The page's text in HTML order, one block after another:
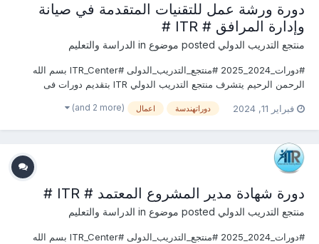
دورة ورشة عمل للتقنيات المتقدمة في صيانة
وإدارة المرافق # ITR #
منتجع التدريب الدولي الدراسة والتعليم
#دورات_2024_2025 #منتجع_التدريب_الدولى #ITR_Center بسم الله
الرحمن الرحيم يتشرف منتجع التدريب الدولي ITR بتقديم دورات فى
2025 يمكنكم التسجيل او الاستفسارعلى الدورة الان ............................
فبراير 11, 2024 دوراتهندسة اعمال (and 2 more)
دورة شهادة مدير المشروع المعتمد # ITR #
منتجع التدريب الدولي الدراسة والتعليم
#دورات_2024_2025 #منتجع_التدريب_الدولى #ITR_Center بسم الله